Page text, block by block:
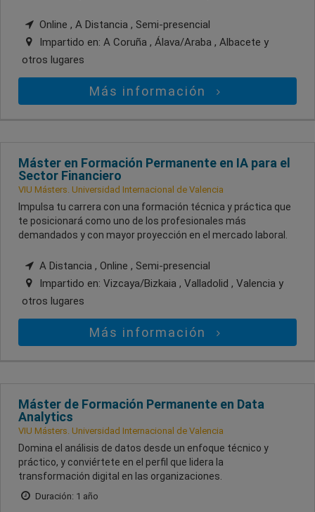
Online , A Distancia , Semi-presencial
Impartido en: A Coruña , Álava/Araba , Albacete y
otros lugares
Más información
Máster en Formación Permanente en IA para el
Sector Financiero
VIU Másters. Universidad Internacional de Valencia
Impulsa tu carrera con una formación técnica y práctica que
te posicionará como uno de los profesionales más
demandados y con mayor proyección en el mercado laboral.
A Distancia , Online , Semi-presencial
Impartido en: Vizcaya/Bizkaia , Valladolid , Valencia y
otros lugares
Más información
Máster de Formación Permanente en Data
Analytics
VIU Másters. Universidad Internacional de Valencia
Domina el análisis de datos desde un enfoque técnico y
práctico, y conviértete en el perfil que lidera la
transformación digital en las organizaciones.
Duración: 1 año